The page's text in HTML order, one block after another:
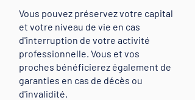
Vous pouvez préservez votre capital
et votre niveau de vie en cas
d'interruption de votre activité
professionnelle. Vous et vos
proches bénéficierez également de
garanties en cas de décès ou
d'invalidité.